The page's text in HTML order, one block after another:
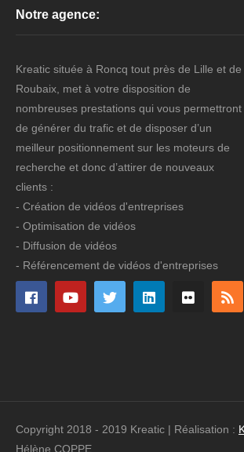
Notre agence:
Kreatic située à Roncq tout près de Lille et de
Roubaix, met à votre disposition de
nombreuses prestations qui vous permettront
de générer du trafic et de disposer d’un
meilleur positionnement sur les moteurs de
recherche et donc d’attirer de nouveaux
clients :
- Création de vidéos d'entreprises
- Optimisation de vidéos
- Diffusion de vidéos
- Référencement de vidéos d'entreprises
Copyright 2018 - 2019 Kreatic | Réalisation :
Hélène COPPE